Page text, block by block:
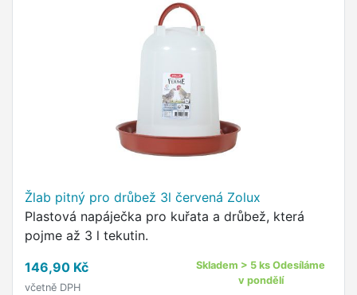
Žlab pitný pro drůbež 3l červená Zolux
Plastová napáječka pro kuřata a drůbež, která
pojme až 3 l tekutin.
146,90 Kč
včetně DPH
Skladem > 5 ks Odesíláme
v pondělí